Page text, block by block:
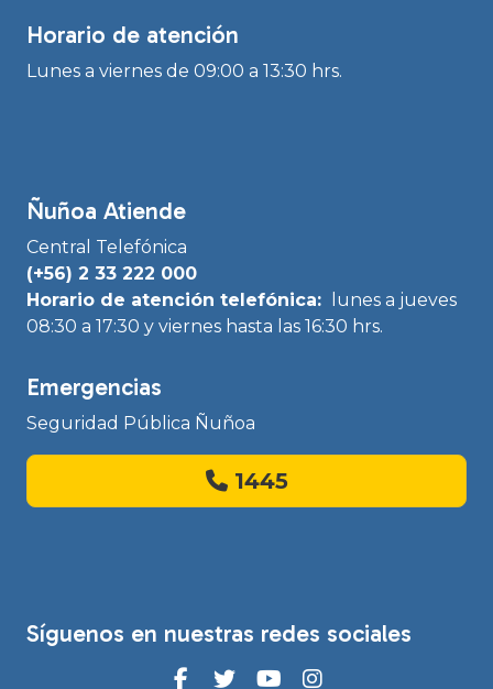
Horario de atención
Lunes a viernes de 09:00 a 13:30 hrs.
Ñuñoa Atiende
Central Telefónica
(+56) 2 33 222 000
Horario de atención telefónica:
lunes a jueves
08:30 a 17:30 y viernes hasta las 16:30 hrs.
Emergencias
Seguridad Pública Ñuñoa
1445
Síguenos en nuestras redes sociales